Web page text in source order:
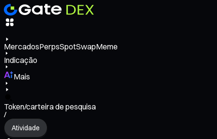
MercadosPerpsSpotSwapMeme
Indicação
Mais
Token/carteira de pesquisa
/
Atividade